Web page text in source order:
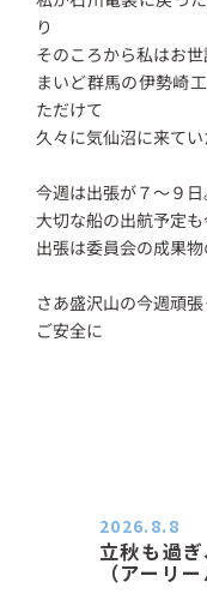
り
そのころから私はお世
まいど群馬の伊勢崎
ただけて
久々に気仙沼に来て
今週は出張が７～９
大切な船の出航予定
出張は委員会の成果
さあ盛沢山の今週頑張
ご安全に
立秋も過
（アーリ
2026.8.8